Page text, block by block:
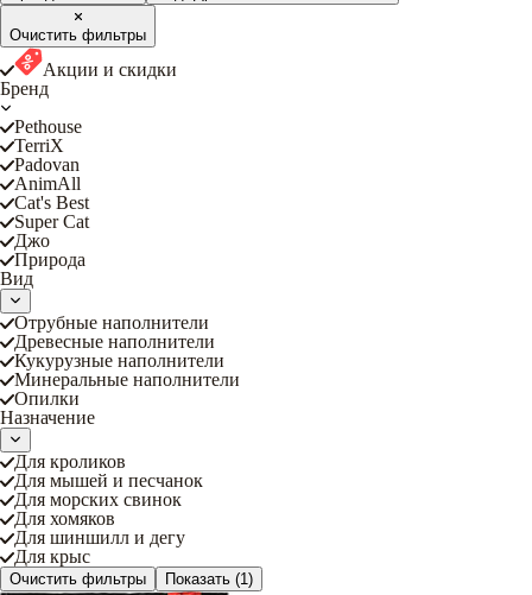
Очистить фильтры
Акции и скидки
Бренд
Pethouse
TerriX
Padovan
AnimAll
Cat's Best
Super Cat
Джо
Природа
Вид
Отрубные наполнители
Древесные наполнители
Кукурузные наполнители
Минеральные наполнители
Опилки
Назначение
Для кроликов
Для мышей и песчанок
Для морских свинок
Для хомяков
Для шиншилл и дегу
Для крыс
Очистить фильтры Показать (1)